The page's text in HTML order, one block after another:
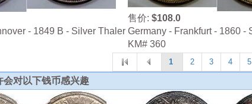
- 1849 B - Silver Thaler
售价: $108.0
Germany - Frankfurt - 1860 -
KM# 360
1 2 3 4 5
会对以下钱币感兴趣